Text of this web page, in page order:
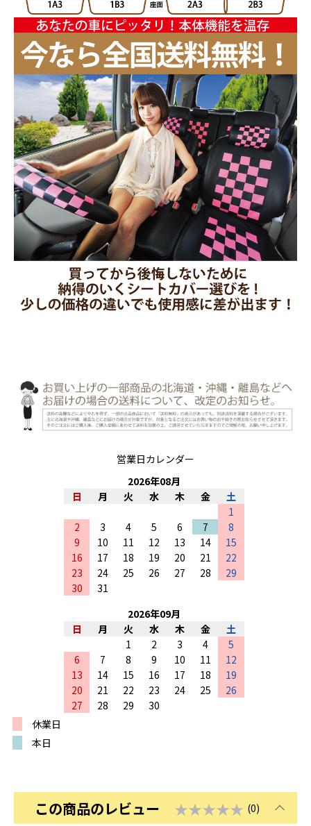
営業日カレンダー
2026年08月
日
月 火 水 木 金
土
1
2
3 4 5 6 7
8
9
10 11 12 13 14
15
16
17 18 19 20 21
22
23
24 25 26 27 28
29
30
31
2026年09月
日
月 火 水 木 金
土
1
2 3 4
5
6
7 8 9 10 11
12
13
14 15 16 17 18
19
20
21 22 23 24 25
26
27
28 29
30
休業日
本日
この商品のレビュー ★★★★★ (0)